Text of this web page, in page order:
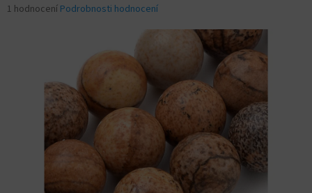
Průměrné
1 hodnocení Podrobnosti hodnocení